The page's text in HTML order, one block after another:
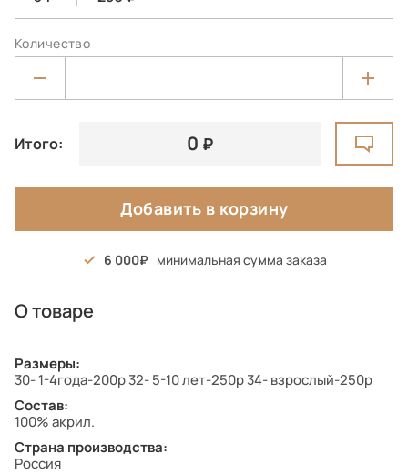
Количество
Итого: 0
Добавить в корзину
6 000 минимальная сумма заказа
О товаре
Размеры:
30- 1-4года-200р 32- 5-10 лет-250р 34- взрослый-250р
Состав:
100% акрил.
Страна производства:
Россия